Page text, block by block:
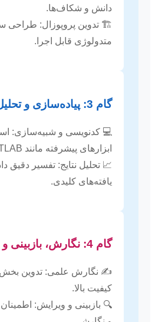
دانش و شکاف‌ها.
🏗️ تدوین پروپوزال: طراحی
متدولوژی قابل اجرا.
گام 3: پیاده‌سازی و تحلیل
💻 کدنویسی و شبیه‌سازی:
ابزارهای پیشرفته مانند MATLAB.
📈 تحلیل نتایج: تفسیر دقیق
یافته‌های کلیدی.
گام 4: نگارش، بازبینی و دفاع
✍️ نگارش علمی: تدوین
کیفیت بالا.
🔍 بازبینی و ویرایش: